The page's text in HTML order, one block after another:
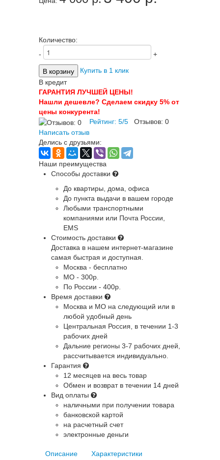
Количество:
-
+
Купить в 1 клик
В кредит
ГАРАНТИЯ ЛУЧШЕЙ ЦЕНЫ!
Нашли дешевле? Сделаем скидку 5% от
цены конкурента!
Рейтинг: 5/5 Отзывов: 0
Написать отзыв
Делись с друзьями:
Наши преимущества
Способы доставки
До квартиры, дома, офиса
До пункта выдачи в вашем городе
Любыми транспортными
компаниями или Почта России,
EMS
Стоимость доставки
Доставка в нашем интернет-магазине
самая быстрая и доступная.
Москва - бесплатно
МО - 300р.
По России - 400р.
Время доставки
Москва и МО на следующий или в
любой удобный день
Центральная Россия , в течении 1-3
рабочих дней
Дальние регионы 3-7 рабочих дней,
рассчитывается индивидуально.
Гарантия
12 месяцев на весь товар
Обмен и возврат в течении 14 дней
Вид оплаты
наличными при получении товара
банковской картой
на расчетный счет
электронные деньги
Описание Характеристики